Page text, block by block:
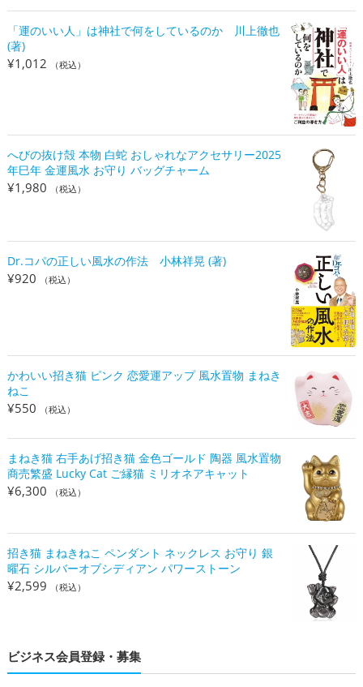
「運のいい人」は神社で何をしているのか 川上徹也
(著)
¥1,012 （税込）
へびの抜け殻 本物 白蛇 おしゃれなアクセサリー2025
年巳年 金運風水 お守り バッグチャーム
¥1,980 （税込）
Dr.コパの正しい風水の作法 小林祥晃 (著)
¥920 （税込）
かわいい招き猫 ピンク 恋愛運アップ 風水置物 まねき
ねこ
¥550 （税込）
まねき猫 右手あげ招き猫 金色ゴールド 陶器 風水置物
商売繁盛 Lucky Cat ご縁猫 ミリオネアキャット
¥6,300 （税込）
招き猫 まねきねこ ペンダント ネックレス お守り 銀
曜石 シルバーオブシディアン パワーストーン
¥2,599 （税込）
ビジネス会員登録・募集